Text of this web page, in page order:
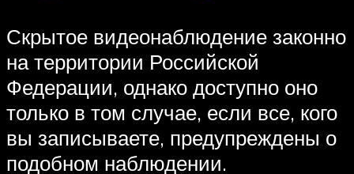
Скрытое видеонаблюдение законно
на территории Российской
Федерации, однако доступно оно
только в том случае, если все, кого
вы записываете, предупреждены о
подобном наблюдении.